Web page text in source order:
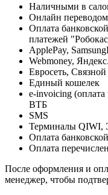
Наличными в
Онлайн
Оплата
платежей
ApplePay,
Webmoney,
Евросеть, Связной
Единый кошелек
e-invoicing
ВТБ
SMS
Терминалы QIWI,
Оплата
Оплата
После оформления и
менеджер, чтобы